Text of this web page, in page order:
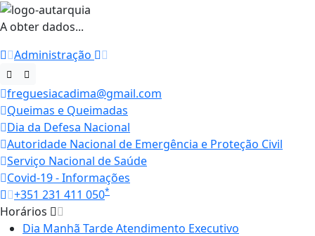
A obter dados...
Administração
freguesiacadima@gmail.com
Queimas e Queimadas
Dia da Defesa Nacional
Autoridade Nacional de Emergência e Proteção Civil
Serviço Nacional de Saúde
Covid-19 - Informações
+351 231 411 050*
Horários
Dia Manhã TardeAtendimento Executivo